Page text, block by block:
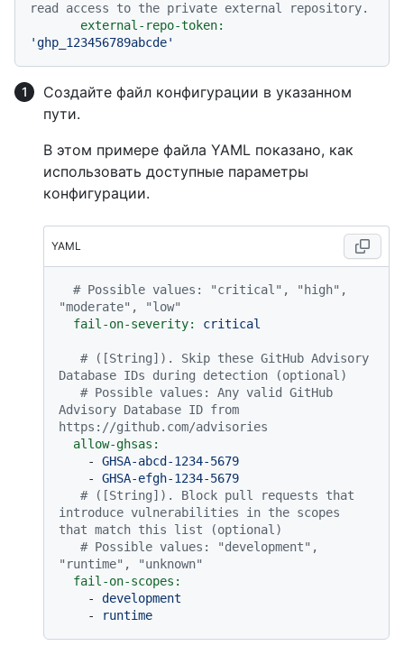
read access to the private external repository.
external-repo-token:
'ghp_123456789abcde'
Создайте файл конфигурации в указанном
пути.
В этом примере файла YAML показано, как
использовать доступные параметры
конфигурации.
YAML
# Possible values: "critical", "high",
"moderate", "low"
fail-on-severity:
critical
# ([String]). Skip these GitHub Advisory
Database IDs during detection (optional)
# Possible values: Any valid GitHub
Advisory Database ID from
https://github.com/advisories
allow-ghsas:
-
GHSA-abcd-1234-5679
-
GHSA-efgh-1234-5679
# ([String]). Block pull requests that
introduce vulnerabilities in the scopes
that match this list (optional)
# Possible values: "development",
"runtime", "unknown"
fail-on-scopes:
-
development
-
runtime